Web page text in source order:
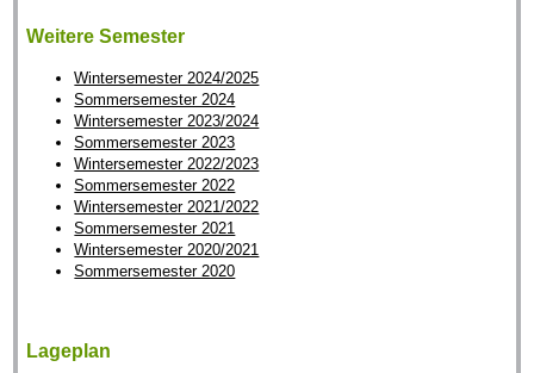
Weitere Semester
Wintersemester 2024/2025
Sommersemester 2024
Wintersemester 2023/2024
Sommersemester 2023
Wintersemester 2022/2023
Sommersemester 2022
Wintersemester 2021/2022
Sommersemester 2021
Wintersemester 2020/2021
Sommersemester 2020
Lageplan